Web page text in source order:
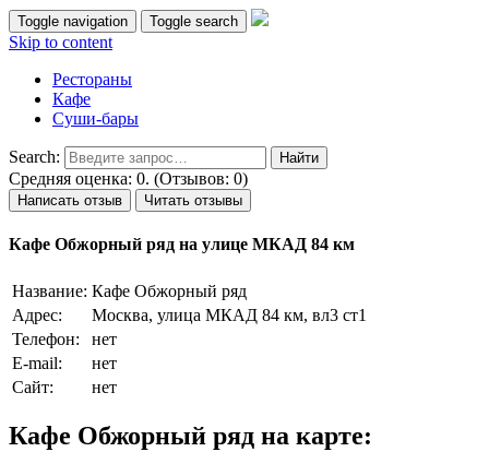
Toggle navigation Toggle search
Skip to content
Рестораны
Кафе
Суши-бары
Search:
Средняя оценка: 0. (Отзывов: 0)
Написать отзыв Читать отзывы
Кафе Обжорный ряд на улице МКАД 84 км
Название: Кафе Обжорный ряд
Адрес:
Москва, улица МКАД 84 км, вл3 ст1
Телефон:
нет
E-mail:
нет
Сайт:
нет
Кафе Обжорный ряд на карте: